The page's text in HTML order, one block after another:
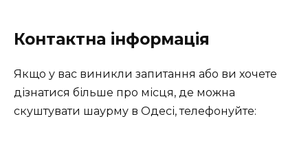
Контактна інформація
Якщо у вас виникли запитання або ви хочете
дізнатися більше про місця, де можна
скуштувати шаурму в Одесі, телефонуйте: